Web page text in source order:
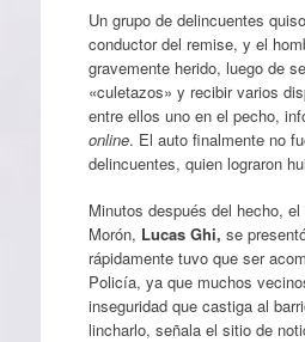
Un grupo de delincuentes
conductor del remise, y el
gravemente herido, luego de
«culetazos» y recibir varios
entre ellos uno en el pecho,
online. El auto finalmente no
delincuentes, quien lograron
Minutos después del hecho,
Morón, Lucas Ghi, se
rápidamente tuvo que ser
Policía, ya que muchos
inseguridad que castiga al
lincharlo, señala el sitio de